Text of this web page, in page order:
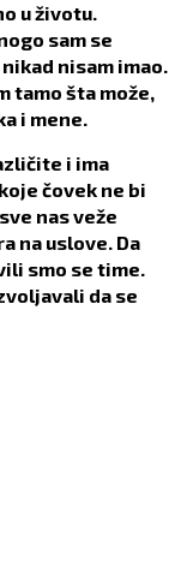
u životu.
sam se
nisam imao.
tamo šta može,
i mene.
i ima
čovek ne bi
nas veže
na uslove. Da
smo se time.
da se